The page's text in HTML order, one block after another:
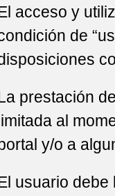
acceso y
de
prestación
limitada al
y/o a
usuario debe